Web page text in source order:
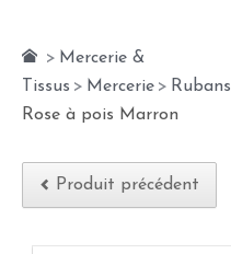
> Mercerie &
Tissus > Mercerie > Rubans
Rose à pois Marron
Produit précédent